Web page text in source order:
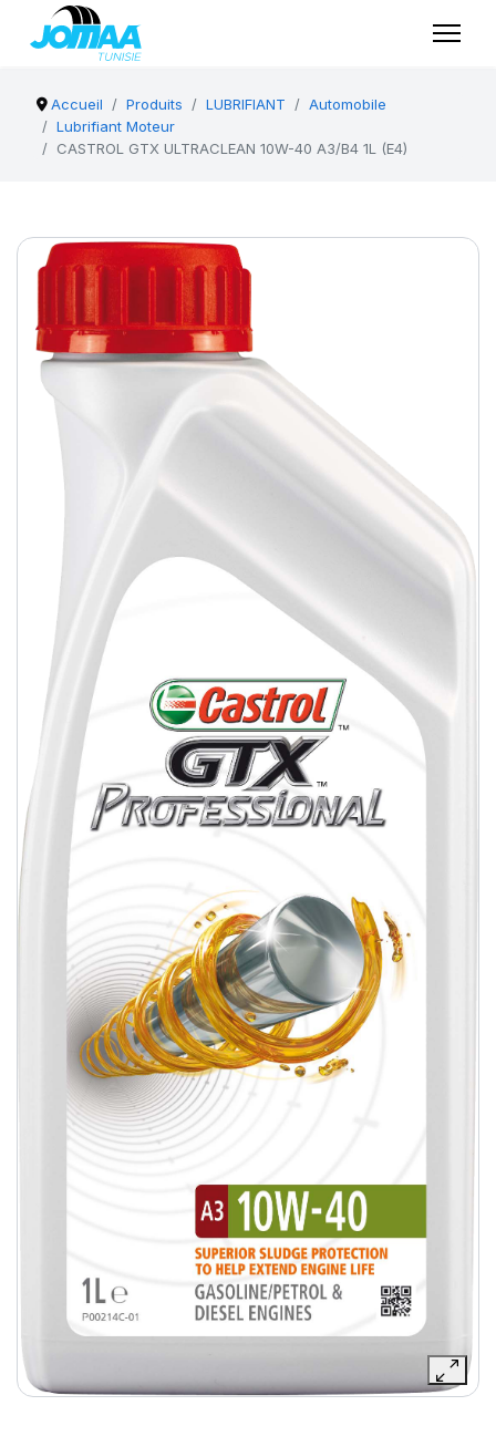
Accueil Produits LUBRIFIANT
Automobile
Lubrifiant Moteur
CASTROL GTX ULTRACLEAN 10W-40 A3/B4 1L (E4)